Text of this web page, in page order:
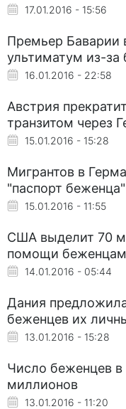
17.01.2016 - 15:56
Премьер Баварии
ультиматум из-за
16.01.2016 - 22:58
Австрия
транзитом через
15.01.2016 - 15:28
Мигрантов в
"паспорт беженца"
15.01.2016 - 11:55
США выделит 70
помощи беженцам
14.01.2016 - 05:44
Дания
беженцев их
13.01.2016 - 15:28
Число беженцев
миллионов
13.01.2016 - 11:20